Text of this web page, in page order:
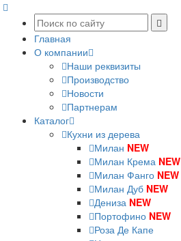
Главная
О компании
Наши реквизиты
Производство
Новости
Партнерам
Каталог
Кухни из дерева
Милан NEW
Милан Крема NEW
Милан Фанго NEW
Милан Дуб NEW
Дениза NEW
Портофино NEW
Роза Де Капе